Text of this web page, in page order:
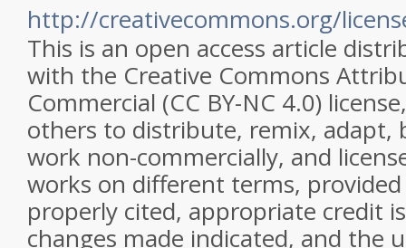
http://creativecommons.org/
This is an open access article
with the Creative Commons
Commercial (CC BY-NC 4.0)
others to distribute, remix, adapt,
work non-commercially, and
works on different terms,
properly cited, appropriate credit
changes made indicated, and the